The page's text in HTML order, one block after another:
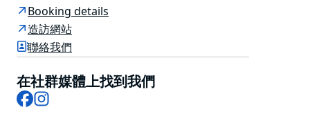
由兩位大牌廚師（Pinbone 的 Mike Eggert 和
Rockpool 的 Khan Danis）主理，菜單專為分享而設
計，適合所有年齡層。從現在著名的木烤麵包和小盤自製
開胃菜開始。接下來是肉類，例如半熏雞肉、炸豬排和烤
魚，這些都是在喬斯珀木炭烤架上烹製的，或者也許是一
些風味十足的意大利麵。然後是甜點，毫無疑問會帶您回
Booking details
造訪網站
聯絡我們
在社群媒體上找到我們
Facebook